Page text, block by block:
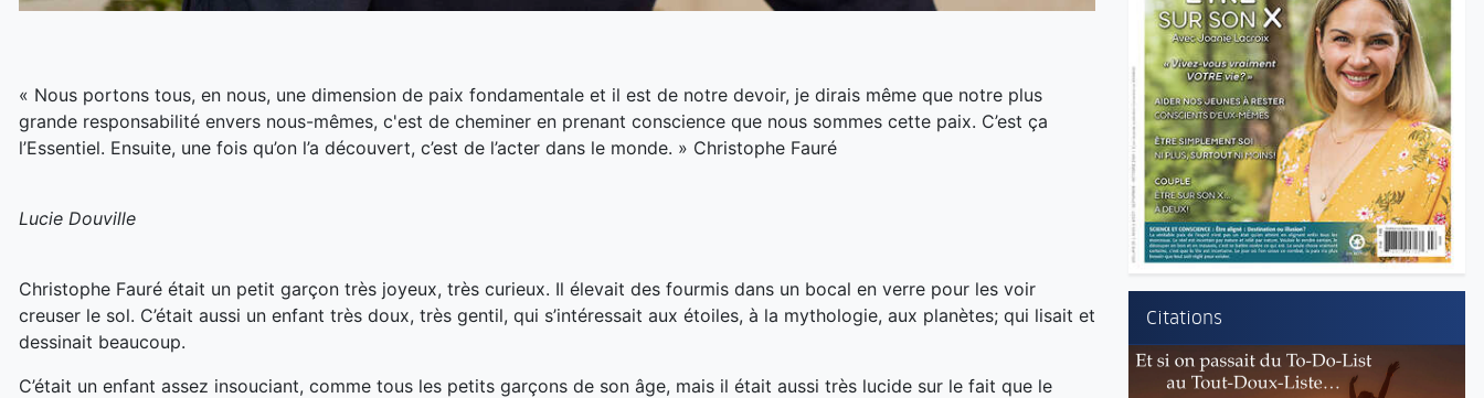
Citations
« Nous portons tous, en nous, une dimension de paix fondamentale et il est de notre devoir, je dirais même que notre plus
grande responsabilité envers nous-mêmes, c'est de cheminer en prenant conscience que nous sommes cette paix. C’est ça
l’Essentiel. Ensuite, une fois qu’on l’a découvert, c’est de l’acter dans le monde. » Christophe Fauré
Lucie Douville
Christophe Fauré était un petit garçon très joyeux, très curieux. Il élevait des fourmis dans un bocal en verre pour les voir
creuser le sol. C’était aussi un enfant très doux, très gentil, qui s’intéressait aux étoiles, à la mythologie, aux planètes; qui lisait et
dessinait beaucoup.
C’était un enfant assez insouciant, comme tous les petits garçons de son âge, mais il était aussi très lucide sur le fait que le